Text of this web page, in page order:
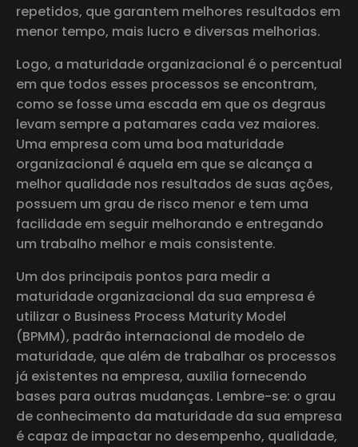
repetidos, que garantem melhores resultados em
menor tempo, mais lucro e diversas melhorias.
Logo, a maturidade organizacional é o percentual
em que todos esses processos se encontram,
como se fosse uma escada em que os degraus
levam sempre a patamares cada vez maiores.
Uma empresa com uma boa maturidade
organizacional é aquela em que se alcança a
melhor qualidade nos resultados de suas ações,
possuem um grau de risco menor e tem uma
facilidade em seguir melhorando e entregando
um trabalho melhor e mais consistente.
Um dos principais pontos para medir a
maturidade organizacional da sua empresa é
utilizar o Business Process Maturity Model
(BPMM), padrão internacional de modelo de
maturidade, que além de trabalhar os processos
já existentes na empresa, auxilia fornecendo
bases para outras mudanças. Lembre-se: o grau
de conhecimento da maturidade da sua empresa
é capaz de impactar no desempenho, qualidade,